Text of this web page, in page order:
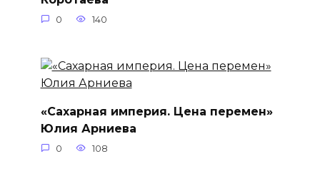
0 140
«Сахарная империя. Цена перемен»
Юлия Арниева
0 108